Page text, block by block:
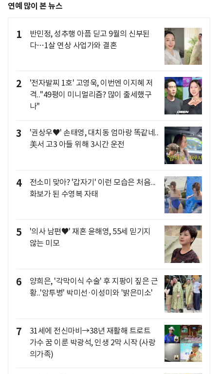
연예 많이 본 뉴스
1
반민정, 성추행 아픔 딛고 9월의 신부된
다…1살 연상 사업가와 결혼
2
'전자발찌 1호' 고영욱, 이번엔 이지혜 저
격.."49평이 미니멀리즘? 많이 출세했구
나"
3
'권상우♥' 손태영, 대치동 엄마랑 똑같네..
美서 고3 아들 위해 3시간 운전
4
전소미 맞아? '갑자기' 이런 모습은 처음...
화보가 된 수영복 자태
5
'의사 남편♥' 재혼 윤해영, 55세 믿기지
않는 미모
6
양희은, '각막이식 수술' 후 지팡이 짚은 근
황..'암투병' 박미선·이성미와 '밝은미소'
7
31세에 전신마비→38년 재활해 트로트
가수 꿈 이룬 박광석, 인생 2막 시작 (사랑
의가족)